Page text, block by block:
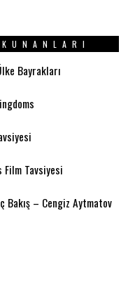
Bayrakları
Film Tavsiyesi
Bakış – Cengiz Aytmatov